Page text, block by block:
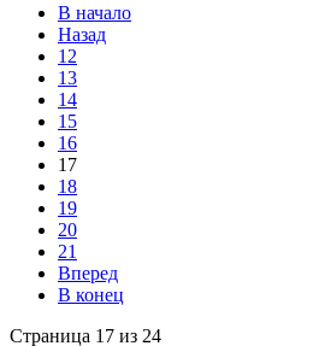
В начало
Назад
12
13
14
15
16
17
18
19
20
21
Вперед
В конец
Страница 17 из 24